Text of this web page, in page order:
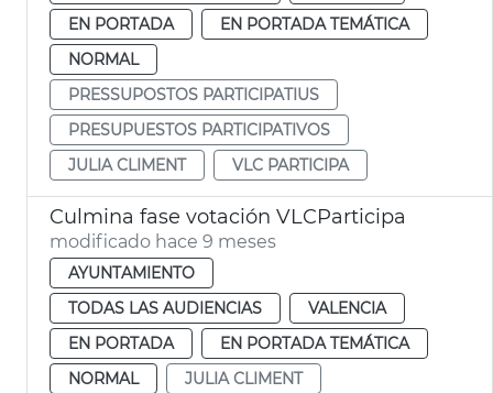
EN PORTADA
EN PORTADA TEMÁTICA
NORMAL
PRESSUPOSTOS PARTICIPATIUS
PRESUPUESTOS PARTICIPATIVOS
JULIA CLIMENT
VLC PARTICIPA
Culmina fase votación VLCParticipa
modificado hace 9 meses
AYUNTAMIENTO
TODAS LAS AUDIENCIAS
VALENCIA
EN PORTADA
EN PORTADA TEMÁTICA
NORMAL
JULIA CLIMENT